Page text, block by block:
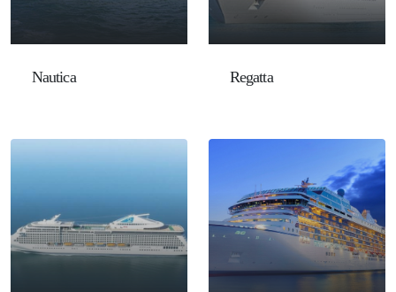
Nautica Regatta